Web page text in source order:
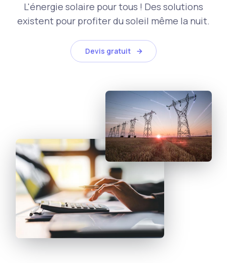
L'énergie solaire pour tous ! Des solutions
existent pour profiter du soleil même la nuit.
Devis gratuit